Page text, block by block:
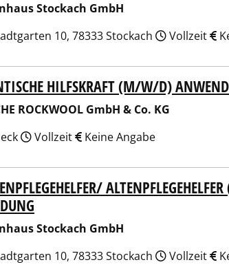
Stockach GmbH
10, 78333 Stockach
Vollzeit
& Co. KGHILFSKRAFT (M/W/D)
ROCKWOOL GmbH & Co. KG
Vollzeit Keine Angabe
Stockach GmbH
10, 78333 Stockach
Vollzeit